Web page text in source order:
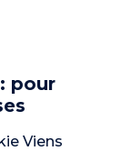
pour
Viens